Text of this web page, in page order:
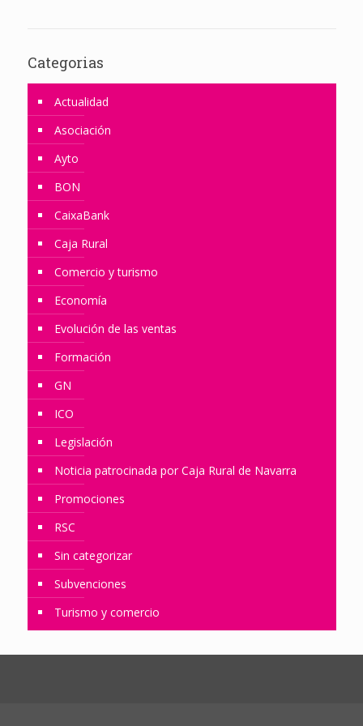
Categorias
Actualidad
Asociación
Ayto
BON
CaixaBank
Caja Rural
Comercio y turismo
Economía
Evolución de las ventas
Formación
GN
ICO
Legislación
Noticia patrocinada por Caja Rural de Navarra
Promociones
RSC
Sin categorizar
Subvenciones
Turismo y comercio